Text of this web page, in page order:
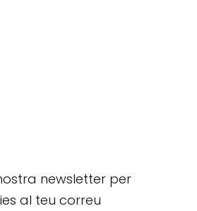
newsletter per
al teu correu